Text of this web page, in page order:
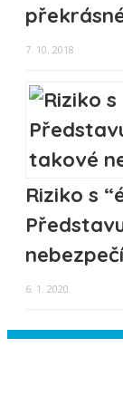
7. 10. 2018
Riziko s
6. 1. 2020